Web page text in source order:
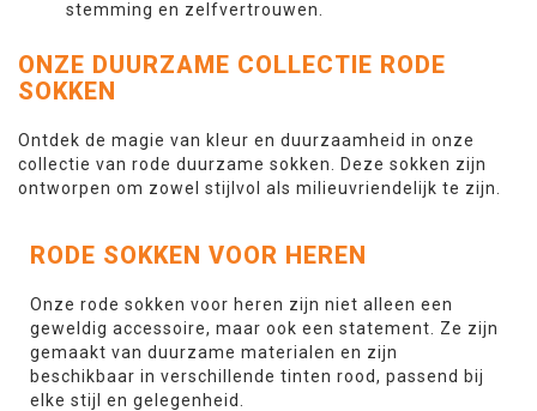
stemming en zelfvertrouwen.
ONZE DUURZAME COLLECTIE RODE
SOKKEN
Ontdek de magie van kleur en duurzaamheid in onze
collectie van rode duurzame sokken. Deze sokken zijn
ontworpen om zowel stijlvol als milieuvriendelijk te zijn.
RODE SOKKEN VOOR HEREN
Onze rode sokken voor heren zijn niet alleen een
geweldig accessoire, maar ook een statement. Ze zijn
gemaakt van duurzame materialen en zijn
beschikbaar in verschillende tinten rood, passend bij
elke stijl en gelegenheid.